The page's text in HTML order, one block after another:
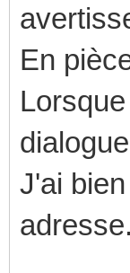
En
J'ai
adresse.